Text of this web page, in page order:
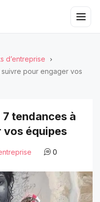
d’entreprise
pour engager vos
tendances à
vos équipes
0